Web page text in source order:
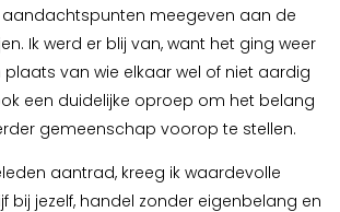
meegeven aan de
Ik werd er blij van, want het ging weer
van wie elkaar wel of niet aardig
een duidelijke oproep om het belang
gemeenschap voorop te stellen.
aantrad, kreeg ik waardevolle
bij jezelf, handel zonder eigenbelang en